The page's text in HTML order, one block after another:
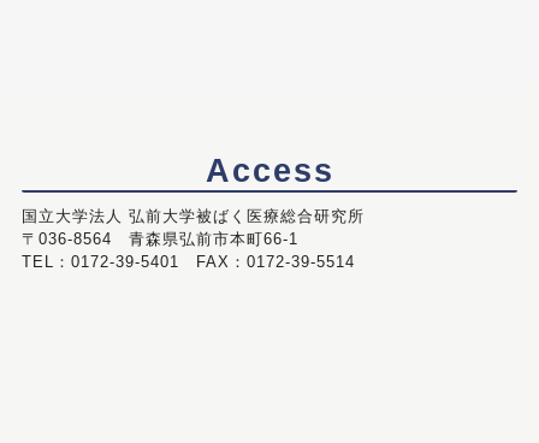
Access
国立大学法人 弘前大学被ばく医療総合研究所
〒036-8564 青森県弘前市本町66-1
TEL：0172-39-5401 FAX：0172-39-5514